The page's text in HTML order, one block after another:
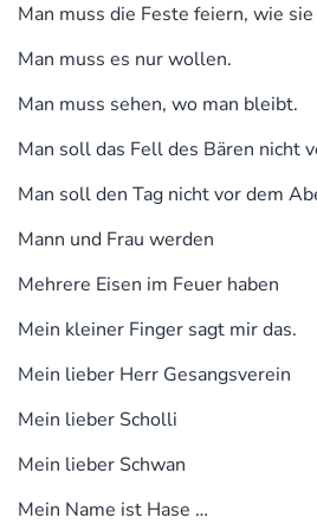
Man muss die Feste feiern, wie
Man muss es nur wollen.
Man muss sehen, wo man bleibt.
Man soll den Tag nicht vor dem
Mann und Frau werden
Mehrere Eisen im Feuer haben
Mein kleiner Finger sagt mir das.
Mein lieber Herr Gesangsverein
Mein lieber Scholli
Mein lieber Schwan
Mein Name ist Hase …